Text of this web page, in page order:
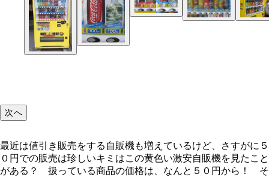
大手メーカーの商品も５０円、８０円などの激安
販売
５００ミリリットルペットボトルのオリジナル商
もともとは大手飲料メーカー系の自販機設置・運
沖縄県うるま市にある本社兼倉庫
ーを使用。現在関東のみで発売
イン。現在は販売休止中
次へ
最近は値引き販売をする自販機も増えているけど、さすがに５
０円での販売は珍しいキミはこの黄色い激安自販機を見たこと
がある？ 扱っている商品の価格は、なんと５０円から！ そ